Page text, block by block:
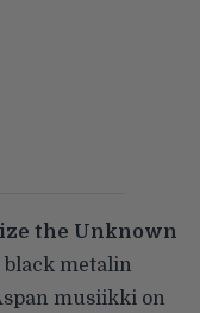
the Unknown
black metalin
musiikki on